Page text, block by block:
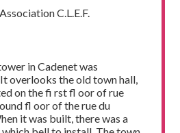
C.L.E.F.
in Cadenet was
overlooks the old town hall,
on the fi rst fl oor of rue
fl oor of the rue du
it was built, there was a